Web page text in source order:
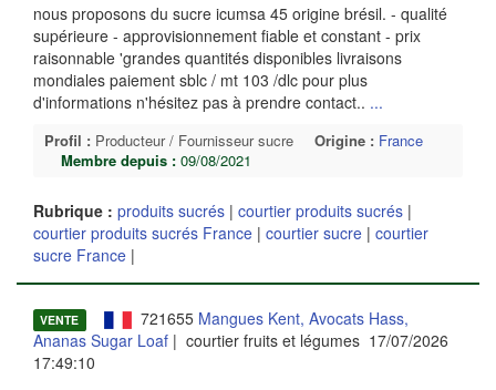
nous proposons du sucre icumsa 45 origine brésil. - qualité
supérieure - approvisionnement fiable et constant - prix
raisonnable 'grandes quantités disponibles livraisons
mondiales paiement sblc / mt 103 /dlc pour plus
d'informations n'hésitez pas à prendre contact.. ...
Profil : Producteur / Fournisseur sucre Origine : France
Membre depuis : 09/08/2021
Rubrique : produits sucrés | courtier produits sucrés |
courtier produits sucrés France | courtier sucre | courtier
sucre France |
VENTE 721655 Mangues Kent, Avocats Hass,
Ananas Sugar Loaf | courtier fruits et légumes 17/07/2026
17:49:10